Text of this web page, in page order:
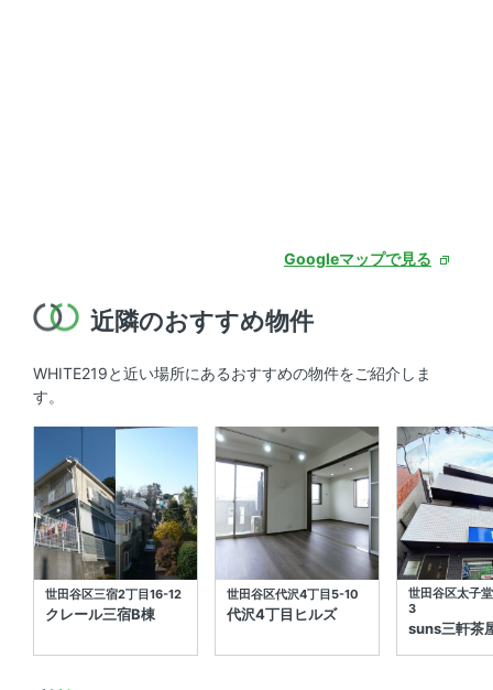
Googleマップで見る
近隣のおすすめ物件
WHITE219と近い場所にあるおすすめの物件をご紹介しま
す。
世田谷区三宿2丁目16-12
クレール三宿B棟
世田谷区代沢4丁目5-10
代沢4丁目ヒルズ
世田谷区太子
3
suns三軒茶